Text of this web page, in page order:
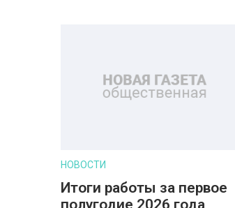
НОВОСТИ
Итоги работы за первое
полугодие 2026 года